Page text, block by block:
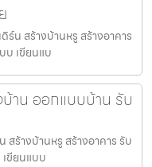
ร์น สร้างบ้านหรู สร้างอาคาร
บ เขียนแบ
าน ออกแบบบ้าน รับ
สร้างบ้านหรู สร้างอาคาร รับ
ขียนแบบ